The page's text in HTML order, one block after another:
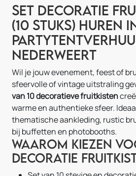
Set decoratie
(10 stuks) huren
Nederweert
Wil je jouw evenement, feest of
sfeervolle of vintage uitstraling
van 10 decoratieve fruitkisten
warme en authentieke sfeer.
thematische aankleding, rustic
bij buffetten en photobooths.
Waarom kiezen
decoratie